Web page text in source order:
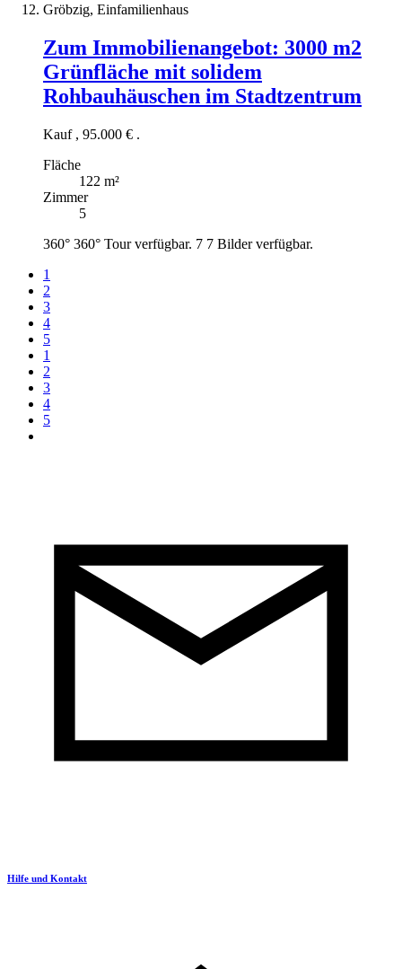
Gröbzig, Einfamilienhaus
Zum Immobilienangebot: 3000 m2
Grünfläche mit solidem
Rohbauhäuschen im Stadtzentrum
Kauf , 95.000 € .
Fläche
122 m²
Zimmer
5
360° 360° Tour verfügbar. 7 7 Bilder verfügbar.
1
2
3
4
5
1
2
3
4
5
Hilfe und Kontakt